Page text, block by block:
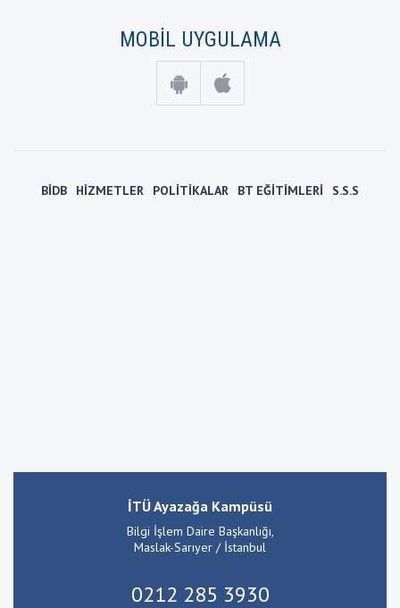
MOBİL UYGULAMA
BİDB HİZMETLER POLİTİKALAR BT EĞİTİMLERİ S.S.S
İTÜ Ayazağa Kampüsü
Bilgi İşlem Daire Başkanlığı,
Maslak-Sarıyer / İstanbul
0212 285 3930